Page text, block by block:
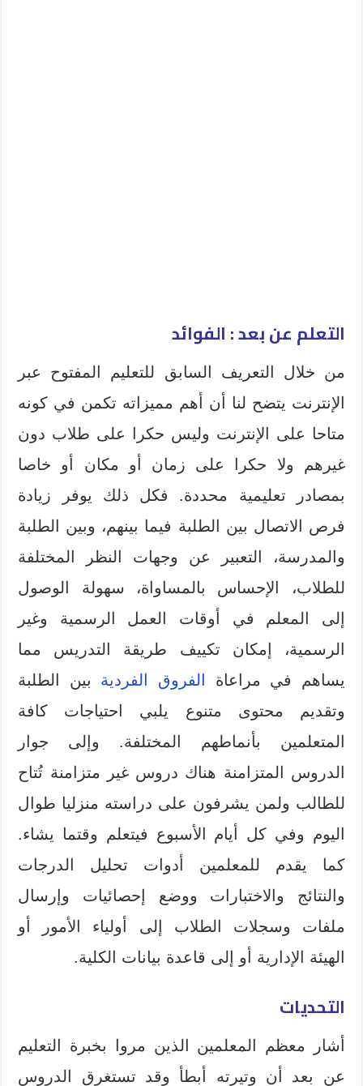
التعلم عن بعد : الفوائد
من خلال التعريف السابق للتعليم المفتوح عبر
الإنترنت يتضح لنا أن أهم مميزاته تكمن في كونه
متاحا على الإنترنت وليس حكرا على طلاب دون
غيرهم ولا حكرا على زمان أو مكان أو خاصا
بمصادر تعليمية محددة. فكل ذلك يوفر زيادة
فرص الاتصال بين الطلبة فيما بينهم، وبين الطلبة
والمدرسة، التعبير عن وجهات النظر المختلفة
للطلاب، الإحساس بالمساواة، سهولة الوصول
إلى المعلم في أوقات العمل الرسمية وغير
الرسمية، إمكان تكييف طريقة التدريس مما
يساهم في مراعاة
الفروق الفردية بين الطلبة
وتقديم محتوى متنوع يلبي احتياجات كافة
المتعلمين بأنماطهم المختلفة. وإلى جوار
الدروس المتزامنة هناك دروس غير متزامنة تُتاح
للطالب ولمن يشرفون على دراسته منزليا طوال
اليوم وفي كل أيام الأسبوع فيتعلم وقتما يشاء.
كما يقدم للمعلمين أدوات تحليل الدرجات
والنتائج والاختبارات ووضع إحصائيات وإرسال
ملفات وسجلات الطلاب إلى أولياء الأمور أو
الهيئة الإدارية أو إلى قاعدة بيانات الكلية.
التحديات
أشار معظم المعلمين الذين مروا بخبرة التعليم
عن بعد أن وتيرته أبطأ وقد تستغرق الدروس